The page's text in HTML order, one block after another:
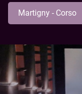
Martigny - Corso